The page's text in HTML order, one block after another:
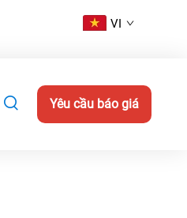
VI
Yêu cầu báo giá